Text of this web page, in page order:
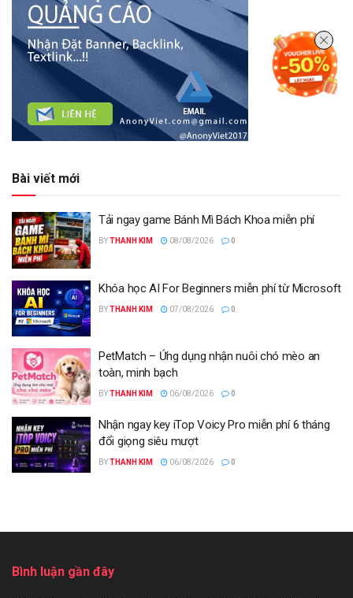
Bài viết mới
Tải ngay game Bánh Mì Bách Khoa miễn phí
BYTHANH KIM 08/08/2026 0
Khóa học AI For Beginners miễn phí từ Microsoft
BYTHANH KIM 07/08/2026 0
PetMatch – Ứng dụng nhận nuôi chó mèo an
toàn, minh bạch
BYTHANH KIM 06/08/2026 0
Nhận ngay key iTop Voicy Pro miễn phí 6 tháng
đổi giọng siêu mượt
BYTHANH KIM 06/08/2026 0
Bình luận gần đây